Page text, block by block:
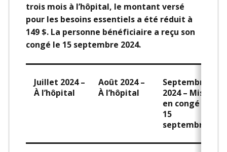
trois mois à l’hôpital, le montant versé
pour les besoins essentiels a été réduit à
149 $. La personne bénéficiaire a reçu son
congé le 15 septembre 2024.
Juillet 2024 –
À l’hôpital
Août 2024 –
À l’hôpital
Septembre
2024 – Mise
en congé le
15
septembre